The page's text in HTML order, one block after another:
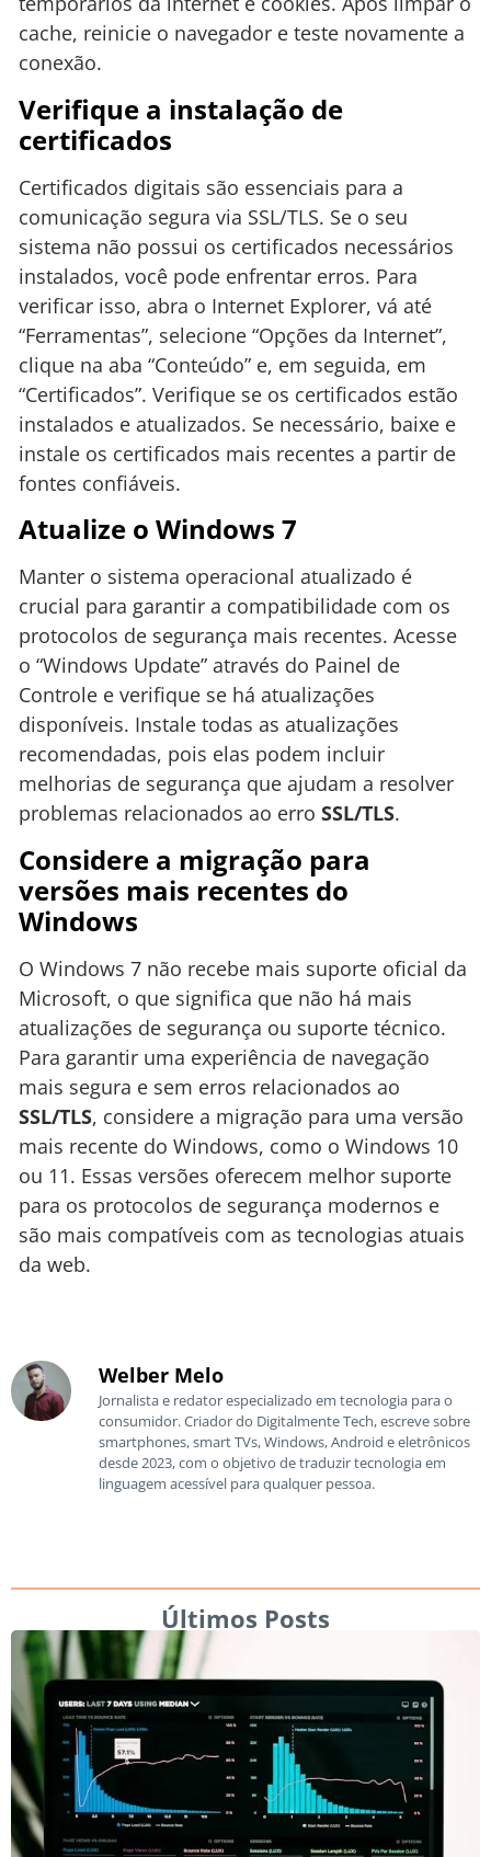
cache, reinicie o navegador e teste novamente a
conexão.
Verifique a instalação de
certificados
Certificados digitais são essenciais para a
comunicação segura via SSL/TLS. Se o seu
sistema não possui os certificados necessários
instalados, você pode enfrentar erros. Para
verificar isso, abra o Internet Explorer, vá até
“Ferramentas”, selecione “Opções da Internet”,
clique na aba “Conteúdo” e, em seguida, em
“Certificados”. Verifique se os certificados estão
instalados e atualizados. Se necessário, baixe e
instale os certificados mais recentes a partir de
fontes confiáveis.
Atualize o Windows 7
Manter o sistema operacional atualizado é
crucial para garantir a compatibilidade com os
protocolos de segurança mais recentes. Acesse
o “Windows Update” através do Painel de
Controle e verifique se há atualizações
disponíveis. Instale todas as atualizações
recomendadas, pois elas podem incluir
melhorias de segurança que ajudam a resolver
problemas relacionados ao erro SSL/TLS.
Considere a migração para
versões mais recentes do
Windows
O Windows 7 não recebe mais suporte oficial da
Microsoft, o que significa que não há mais
atualizações de segurança ou suporte técnico.
Para garantir uma experiência de navegação
mais segura e sem erros relacionados ao
SSL/TLS, considere a migração para uma versão
mais recente do Windows, como o Windows 10
ou 11. Essas versões oferecem melhor suporte
para os protocolos de segurança modernos e
são mais compatíveis com as tecnologias atuais
da web.
Welber Melo
Jornalista e redator especializado em tecnologia para o
consumidor. Criador do Digitalmente Tech, escreve sobre
smartphones, smart TVs, Windows, Android e eletrônicos
desde 2023, com o objetivo de traduzir tecnologia em
linguagem acessível para qualquer pessoa.
Últimos Posts